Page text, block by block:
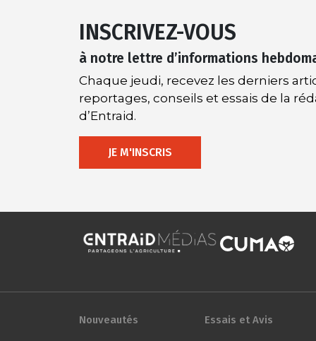
INSCRIVEZ-VOUS
à notre lettre d’informations
Chaque jeudi, recevez les derniers
reportages, conseils et essais de la
d’Entraid.
JE M'INSCRIS
Nouveautés Essais et Avis